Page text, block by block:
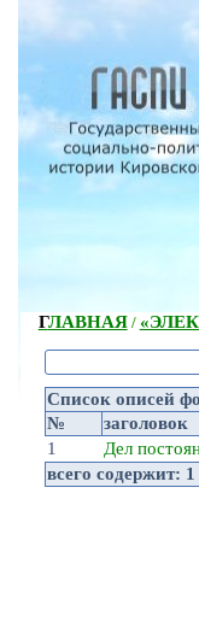
ГЛАВНАЯ/
Список описей
№
заголовок
1
Дел
всего содержит: